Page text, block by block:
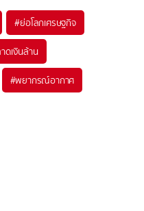
#ย่อโลกเศรษฐกิจ
ดเงินล้าน
#พยากรณ์อากาศ